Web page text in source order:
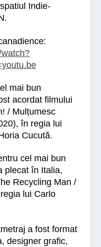
Indie-
mai bun
acordat filmului
/ Mulțumesc
în regia lui
Cucută.
cel mai bun
plecat în Italia,
Recycling Man /
lui Carlo
a fost format
designer grafic,